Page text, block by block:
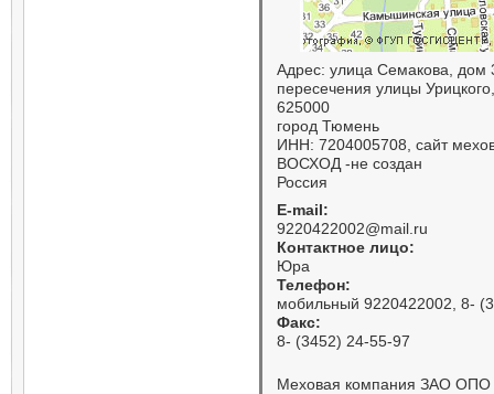
Адрес: улица Семакова, дом
пересечения улицы
625000
город Тюмень
ИНН: 7204005708, сайт
ВОСХОД -не создан
Россия
E-mail:
9220422002@mail.ru
Контактное лицо:
Юра
Телефон:
мобильный 9220422002, 8-
Факс:
8- (3452) 24-55-97
Меховая компания ЗАО